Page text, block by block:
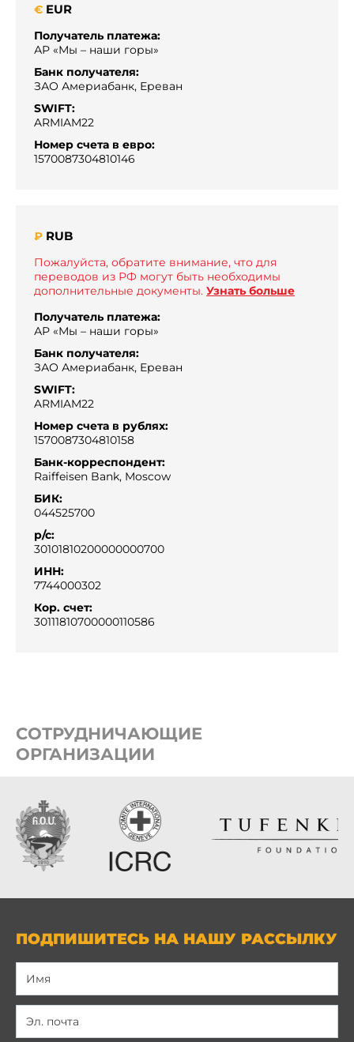
€ EUR
Получатель платежа:
АР «Мы – наши горы»
Банк получателя:
ЗАО Америабанк, Ереван
SWIFT:
ARMIAM22
Номер счета в евро:
1570087304810146
₽ RUB
Пожалуйста, обратите внимание, что для
переводов из РФ могут быть необходимы
дополнительные документы. Узнать больше
Получатель платежа:
АР «Мы – наши горы»
Банк получателя:
ЗАО Америабанк, Ереван
SWIFT:
ARMIAM22
Номер счета в рублях:
1570087304810158
Банк-корреспондент:
Raiffeisen Bank, Moscow
БИК:
044525700
р/с:
30101810200000000700
ИНН:
7744000302
Кор. счет:
30111810700000110586
СОТРУДНИЧАЮЩИЕ
ОРГАНИЗАЦИИ
ПОДПИШИТЕСЬ НА НАШУ РАССЫЛКУ